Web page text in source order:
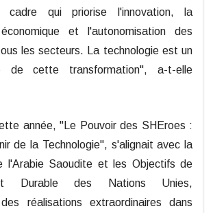
qui priorise l'innovation, la
et l'autonomisation des
les secteurs. La technologie est un
de cette transformation", a-t-elle
année, "Le Pouvoir des SHEroes :
de la Technologie", s'alignait avec la
l'Arabie Saoudite et les Objectifs de
Durable des Nations Unies,
réalisations extraordinaires dans